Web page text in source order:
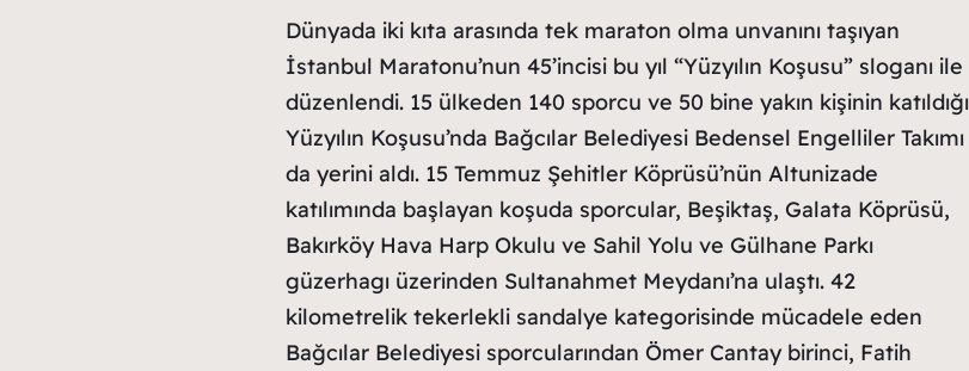
Dünyada iki kıta arasında tek maraton olma unvanını taşıyan
İstanbul Maratonu’nun 45’incisi bu yıl “Yüzyılın Koşusu” sloganı ile
düzenlendi. 15 ülkeden 140 sporcu ve 50 bine yakın kişinin katıldığı
Yüzyılın Koşusu’nda Bağcılar Belediyesi Bedensel Engelliler Takımı
da yerini aldı. 15 Temmuz Şehitler Köprüsü’nün Altunizade
katılımında başlayan koşuda sporcular, Beşiktaş, Galata Köprüsü,
Bakırköy Hava Harp Okulu ve Sahil Yolu ve Gülhane Parkı
güzerhagı üzerinden Sultanahmet Meydanı’na ulaştı. 42
kilometrelik tekerlekli sandalye kategorisinde mücadele eden
Bağcılar Belediyesi sporcularından Ömer Cantay birinci, Fatih